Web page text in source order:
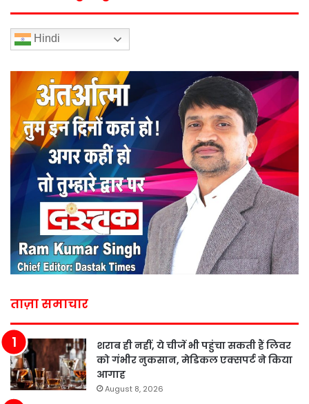
Hindi
ताज़ा समाचार
शराब ही नहीं, ये चीजें भी पहुंचा सकती हैं लिवर
को गंभीर नुकसान, मेडिकल एक्सपर्ट ने किया
आगाह
August 8, 2026